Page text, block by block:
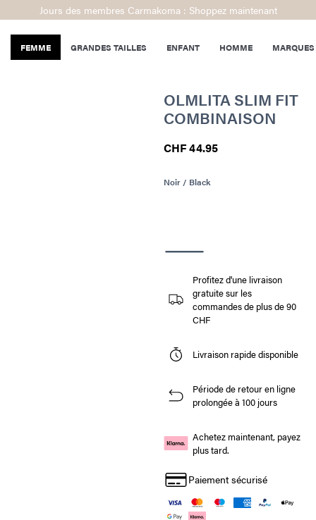
Jours des membres Carmakoma : Shoppez maintenant
FEMME GRANDES TAILLES ENFANT HOMME MARQUES
OLMLITA SLIM FIT
COMBINAISON
CHF 44.95
Noir / Black
Profitez d'une livraison
gratuite sur les
commandes de plus de 90
CHF
Livraison rapide disponible
Période de retour en ligne
prolongée à 100 jours
Achetez maintenant, payez
plus tard.
Paiement sécurisé